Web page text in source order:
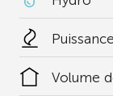
Volume